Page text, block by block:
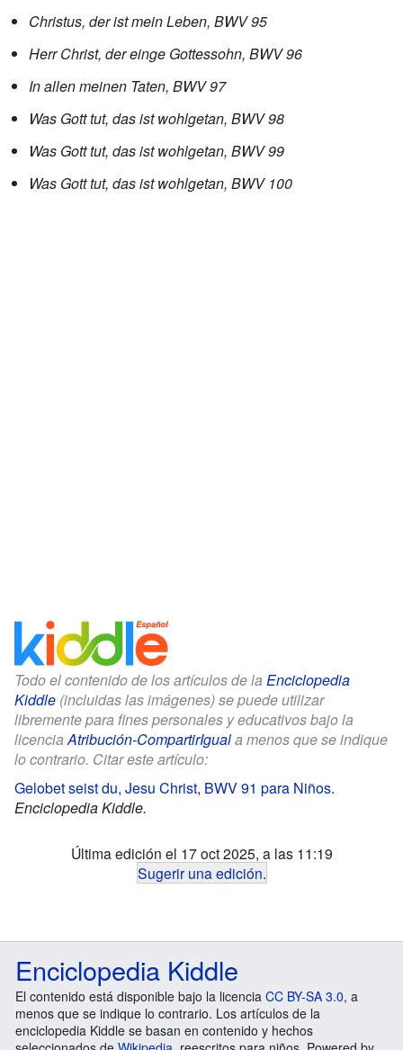
Christus, der ist mein Leben, BWV 95
Herr Christ, der einge Gottessohn, BWV 96
In allen meinen Taten, BWV 97
Was Gott tut, das ist wohlgetan, BWV 98
Was Gott tut, das ist wohlgetan, BWV 99
Was Gott tut, das ist wohlgetan, BWV 100
Todo el contenido de los artículos de la Enciclopedia
Kiddle (incluidas las imágenes) se puede utilizar
libremente para fines personales y educativos bajo la
licenciaAtribución-CompartirIguala menos que se indique
lo contrario. Citar este artículo:
Gelobet seist du, Jesu Christ, BWV 91 para Niños.
Enciclopedia Kiddle.
Última edición el 17 oct 2025, a las 11:19
Sugerir una edición.
Enciclopedia Kiddle
El contenido está disponible bajo la licencia CC BY-SA 3.0, a
menos que se indique lo contrario. Los artículos de la
enciclopedia Kiddle se basan en contenido y hechos